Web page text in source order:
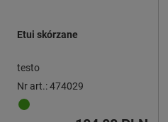
Etui skórzane
testo
Nr art.: 474029